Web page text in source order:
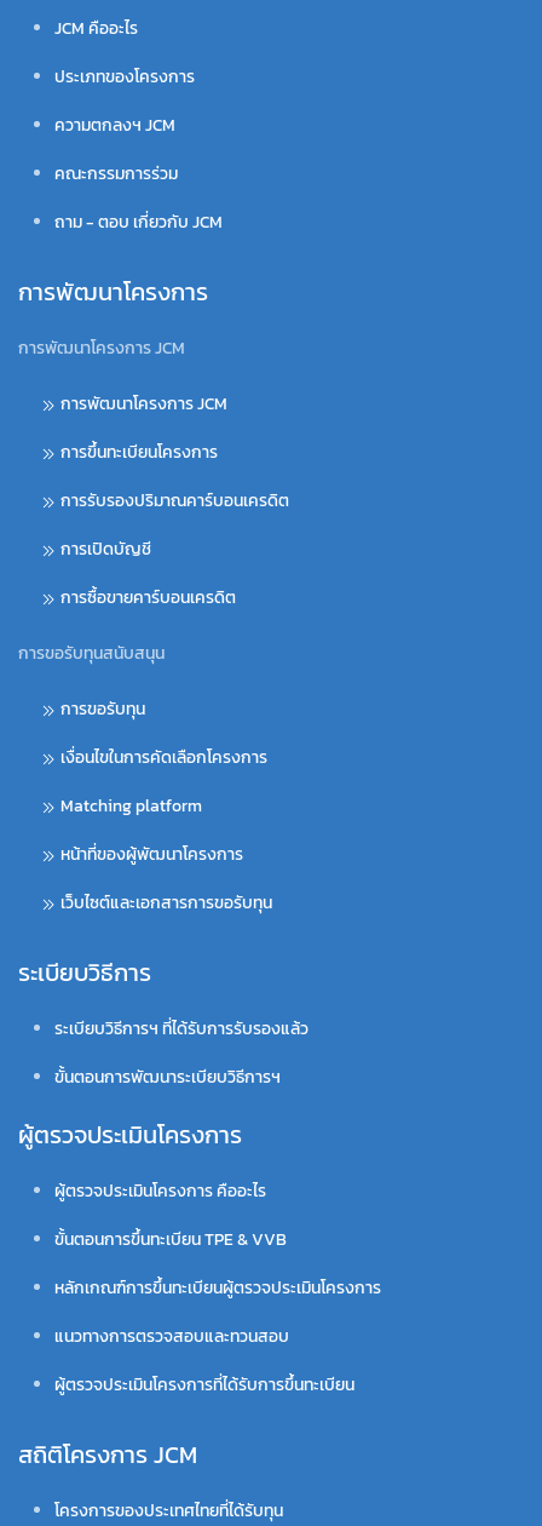
JCM คืออะไร
ประเภทของโครงการ
ความตกลงฯ JCM
คณะกรรมการร่วม
ถาม - ตอบ เกี่ยวกับ JCM
การพัฒนาโครงการ
การพัฒนาโครงการ JCM
การพัฒนาโครงการ JCM
การขึ้นทะเบียนโครงการ
การรับรองปริมาณคาร์บอนเครดิต
การเปิดบัญชี
การซื้อขายคาร์บอนเครดิต
การขอรับทุนสนับสนุน
การขอรับทุน
เงื่อนไขในการคัดเลือกโครงการ
Matching platform
หน้าที่ของผู้พัฒนาโครงการ
เว็บไซต์และเอกสารการขอรับทุน
ระเบียบวิธีการ
ระเบียบวิธีการฯ ที่ได้รับการรับรองแล้ว
ขั้นตอนการพัฒนาระเบียบวิธีการฯ
ผู้ตรวจประเมินโครงการ
ผู้ตรวจประเมินโครงการ คืออะไร
ขั้นตอนการขึ้นทะเบียน TPE & VVB
หลักเกณฑ์การขึ้นทะเบียนผู้ตรวจประเมินโครงการ
แนวทางการตรวจสอบและทวนสอบ
ผู้ตรวจประเมินโครงการที่ได้รับการขึ้นทะเบียน
สถิติโครงการ JCM
โครงการของประเทศไทยที่ได้รับทุน